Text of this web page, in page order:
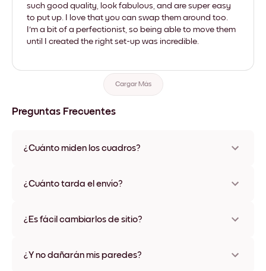
such good quality, look fabulous, and are super easy
to put up. I love that you can swap them around too.
I'm a bit of a perfectionist, so being able to move them
until I created the right set-up was incredible.
Cargar Más
Preguntas Frecuentes
¿Cuánto miden los cuadros?
varios materiales y colores de marco, incluidas opciones sin
¿Cuánto tarda el envío?
disponibles en algunos países. Te enviaremos un número de
¿Es fácil cambiarlos de sitio?
ningún daño
¿Y no dañarán mis paredes?